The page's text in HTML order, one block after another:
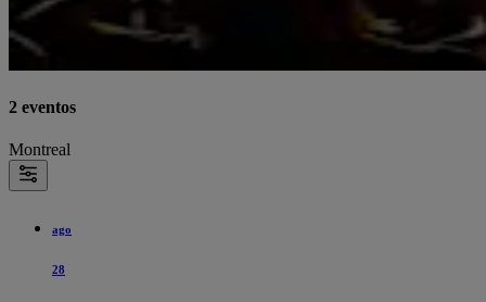
2 eventos
Montreal
ago
28